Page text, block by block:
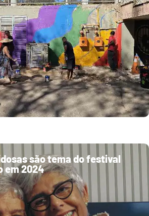
são tema do festival
em 2024